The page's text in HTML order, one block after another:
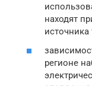
находят
источника
регионе